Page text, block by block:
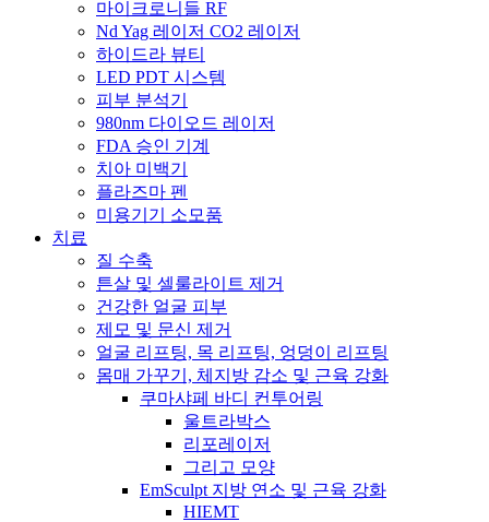
마이크로니들 RF
Nd Yag 레이저 CO2 레이저
하이드라 뷰티
LED PDT 시스템
피부 분석기
980nm 다이오드 레이저
FDA 승인 기계
치아 미백기
플라즈마 펜
미용기기 소모품
치료
질 수축
튼살 및 셀룰라이트 제거
건강한 얼굴 피부
제모 및 문신 제거
얼굴 리프팅, 목 리프팅, 엉덩이 리프팅
몸매 가꾸기, 체지방 감소 및 근육 강화
쿠마샤페 바디 컨투어링
울트라박스
리포레이저
그리고 모양
EmSculpt 지방 연소 및 근육 강화
HIEMT